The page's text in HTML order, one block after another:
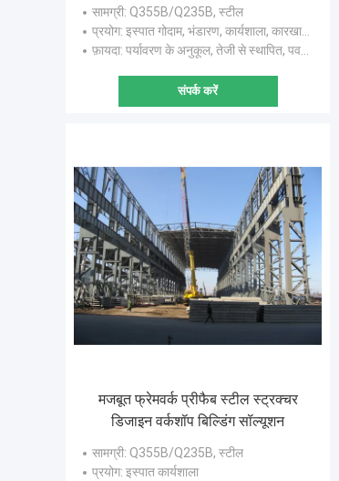
सामग्री: Q355B/Q235B, स्टील
प्रयोग: इस्पात गोदाम, भंडारण, कार्यशाला, कारखाना
फ़ायदा: पर्यावरण के अनुकूल, तेजी से स्थापित, पवन सबूत, हल्के, अग्निरोधक
संपर्क करें
मजबूत फ्रेमवर्क प्रीफैब स्टील स्ट्रक्चर
डिजाइन वर्कशॉप बिल्डिंग सॉल्यूशन
सामग्री: Q355B/Q235B, स्टील
प्रयोग: इस्पात कार्यशाला